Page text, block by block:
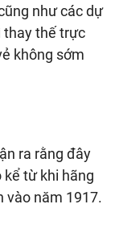
như các dự
thay thế trực
không sớm
ra rằng đây
kể từ khi hãng
vào năm 1917.